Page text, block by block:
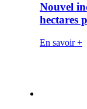
Nouvel
hectares
En savoir +